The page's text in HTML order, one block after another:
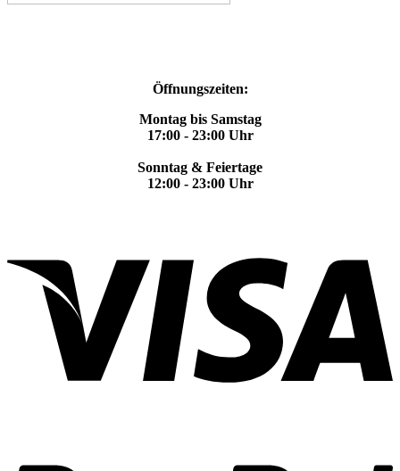
Öffnungszeiten:
Montag bis Samstag
17:00 - 23:00 Uhr
Sonntag & Feiertage
12:00 - 23:00 Uhr